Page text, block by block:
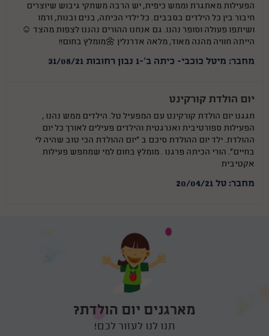
הפעילות מאתגרת וממש כיפית, יש הרבה משחקי גיבוש שיוצרים
חיבור בין כל הילדים בסבבים. כל ילדי הכיתה, בנים ובנות, זרמו
ושיתפו פעולה וסופר נהנו. גם אנחנו ההורים נהננו לצפות מהצד ☺
הייתה חוויה מהנה מאוד, מלאה אדרנלין 🌼מומלץ בחום!!
מחבר: מיטל כוכבי- כיתה ב'-1 נבון רחובות 31/08/21
יום הולדת קורקינט
חגגנו יום הולדת קורקינט עם המפעיל טל. הילדים ממש נהנו ,
הפעילות ספורטיבית ואנרגטית והילדים פעילים לאורך כל יום
ההולדת. ילד יום ההולדת סיכם ב ״יום ההולדת הכי טוב שהיה לי
בחיים״. הורי הכיתה פרגנו . מומלץ בחום למי שמחפש פעילות
אקטיבית
מחבר: טל 20/04/21
מארגנים יום הולדת?
תנו לנו לעזור לכם!